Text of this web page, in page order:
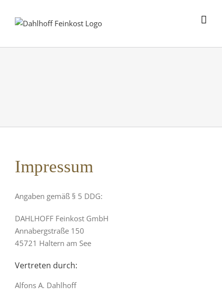
Impressum
Angaben gemäß § 5 DDG:
DAHLHOFF Feinkost GmbH
Annabergstraße 150
45721 Haltern am See
Vertreten durch:
Alfons A. Dahlhoff